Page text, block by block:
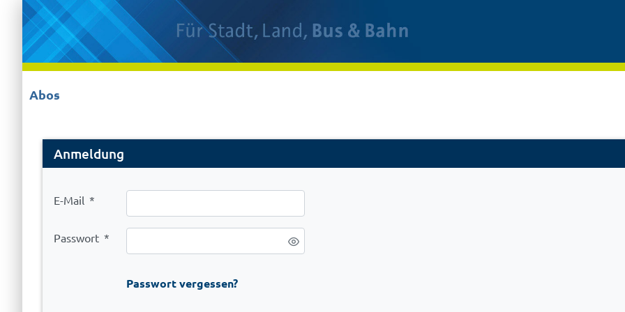
Abos
Login
Anmeldung
E-Mail *
Passwort *
Passwort vergessen?